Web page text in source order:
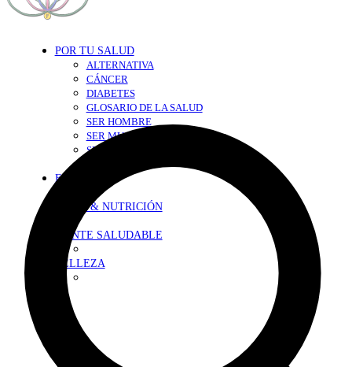
POR TU SALUD
ALTERNATIVA
CÁNCER
DIABETES
GLOSARIO DE LA SALUD
SER HOMBRE
SER MUJER
SEXY-SALUD
EN FORMA
DIETA & NUTRICIÓN
MENTE SALUDABLE
BELLEZA